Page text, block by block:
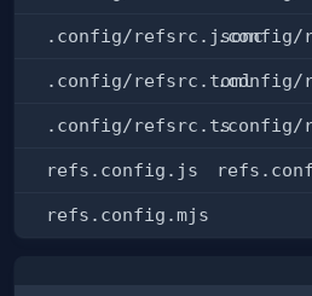
.config/refsrc.jsonc
.config/
.config/refsrc.toml
.config/refsrc.ts.config/
refs.config.js
refs.config.mjs